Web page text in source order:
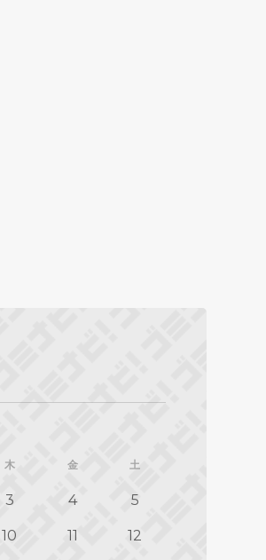
木 金 土
3 4 5
10 11 12